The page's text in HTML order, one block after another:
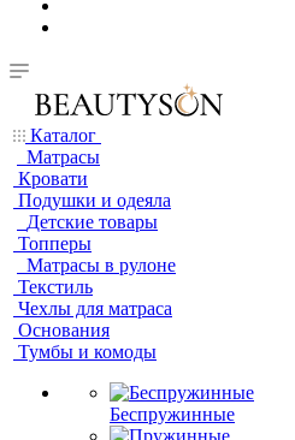
Каталог
Матрасы
Кровати
Подушки и одеяла
Детские товары
Топперы
Матрасы в рулоне
Текстиль
Чехлы для матраса
Основания
Тумбы и комоды
Беспружинные